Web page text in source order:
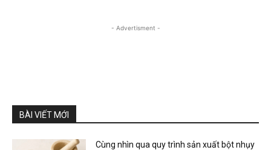
- Advertisment -
BÀI VIẾT MỚI
Cùng nhìn qua quy trình sản xuất bột nhụy